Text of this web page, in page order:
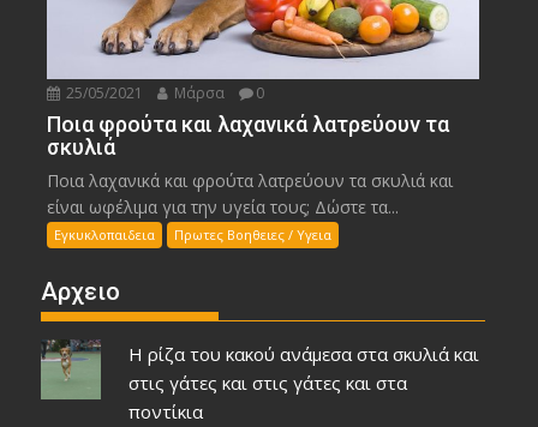
25/05/2021 Μάρσα 0
Ποια φρούτα και λαχανικά λατρεύουν τα
σκυλιά
Ποια λαχανικά και φρούτα λατρεύουν τα σκυλιά και
είναι ωφέλιμα για την υγεία τους; Δώστε τα...
Εγκυκλοπαιδεια Πρωτες Βοηθειες / Υγεια
Αρχειο
Η ρίζα του κακού ανάμεσα στα σκυλιά και
στις γάτες και στις γάτες και στα
ποντίκια